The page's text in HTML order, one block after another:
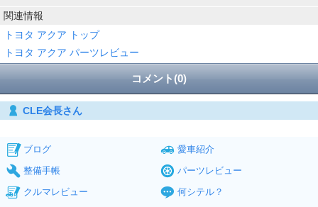
関連情報
トヨタ アクア トップ
トヨタ アクア パーツレビュー
コメント(0)
CLE会長さん
ブログ
愛車紹介
整備手帳
パーツレビュー
クルマレビュー
何シテル？